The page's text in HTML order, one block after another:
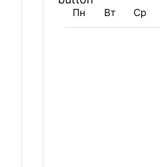
Пн Вт Ср